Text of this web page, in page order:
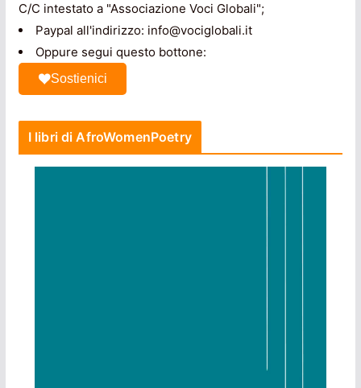
C/C intestato a "Associazione Voci Globali";
Paypal all'indirizzo: info@vociglobali.it
Oppure segui questo bottone:
Sostienici
I libri di AfroWomenPoetry